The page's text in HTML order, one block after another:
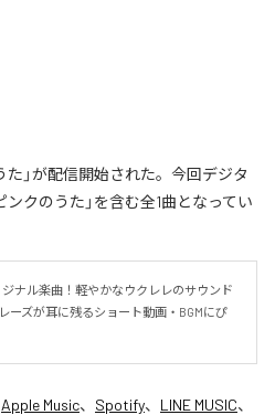
」が配信開始された。今回デジタ
クのうた」を含む全1曲となってい
ジナル楽曲！軽やかなウクレレのサウンド
ーズが耳に残るショート動画・BGMにぴ
Apple Music、 Spotify、 LINE MUSIC、